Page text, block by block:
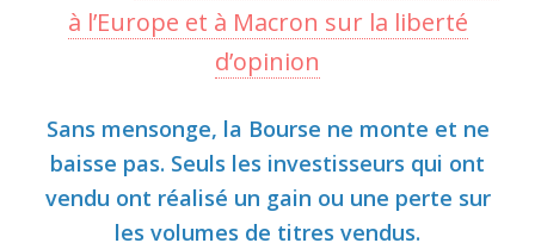
à l’Europe et à Macron sur la liberté
d’opinion
Sans mensonge, la Bourse ne monte et ne
baisse pas. Seuls les investisseurs qui ont
vendu ont réalisé un gain ou une perte sur
les volumes de titres vendus.